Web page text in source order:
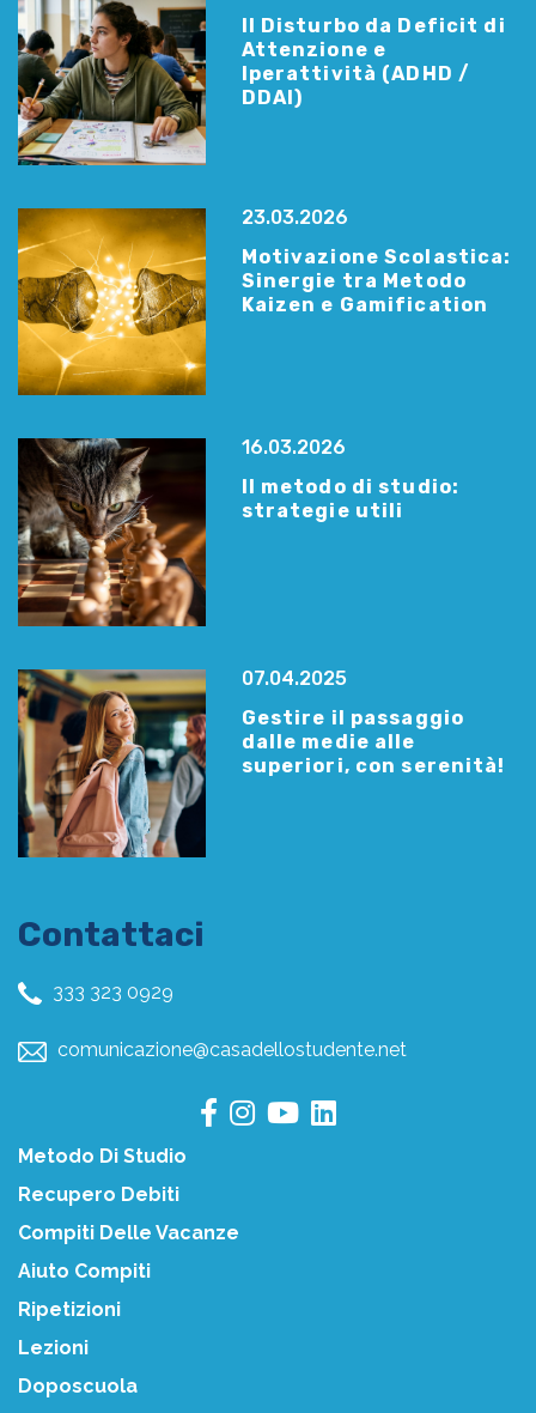
Il Disturbo da Deficit di
Attenzione e
Iperattività (ADHD /
DDAI)
23.03.2026
Motivazione Scolastica:
Sinergie tra Metodo
Kaizen e Gamification
16.03.2026
Il metodo di studio:
strategie utili
07.04.2025
Gestire il passaggio
dalle medie alle
superiori, con serenità!
Contattaci
333 323 0929
comunicazione@casadellostudente.net
Metodo Di Studio
Recupero Debiti
Compiti Delle Vacanze
Aiuto Compiti
Ripetizioni
Lezioni
Doposcuola